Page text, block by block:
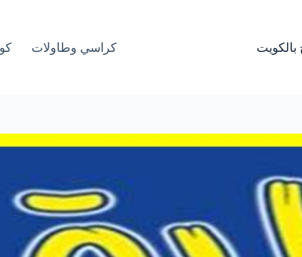
بالكويت كراسي وطاولات